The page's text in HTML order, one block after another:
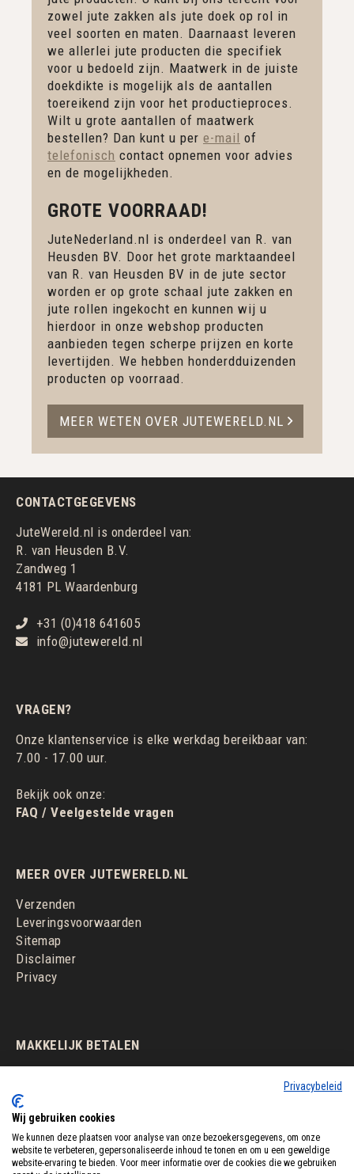
zowel jute zakken als jute doek op rol in
veel soorten en maten. Daarnaast leveren
we allerlei jute producten die specifiek
voor u bedoeld zijn. Maatwerk in de juiste
doekdikte is mogelijk als de aantallen
toereikend zijn voor het productieproces.
Wilt u grote aantallen of maatwerk
bestellen? Dan kunt u per e-mail of
telefonisch contact opnemen voor advies
en de mogelijkheden.
GROTE VOORRAAD!
JuteNederland.nl is onderdeel van R. van
Heusden BV. Door het grote marktaandeel
van R. van Heusden BV in de jute sector
worden er op grote schaal jute zakken en
jute rollen ingekocht en kunnen wij u
hierdoor in onze webshop producten
aanbieden tegen scherpe prijzen en korte
levertijden. We hebben honderdduizenden
producten op voorraad.
MEER WETEN OVER JUTEWERELD.NL
CONTACTGEGEVENS
JuteWereld.nl is onderdeel van:
R. van Heusden B.V.
Zandweg 1
4181 PL Waardenburg
+31 (0)418 641605
info@jutewereld.nl
VRAGEN?
Onze klantenservice is elke werkdag bereikbaar van:
7.00 - 17.00 uur.
Bekijk ook onze:
FAQ / Veelgestelde vragen
MEER OVER JUTEWERELD.NL
Verzenden
Leveringsvoorwaarden
Sitemap
Disclaimer
Privacy
MAKKELIJK BETALEN
Privacybeleid
Wij gebruiken cookies
We kunnen deze plaatsen voor analyse van onze bezoekersgegevens, om onze
website te verbeteren, gepersonaliseerde inhoud te tonen en om u een geweldige
website-ervaring te bieden. Voor meer informatie over de cookies die we gebruiken